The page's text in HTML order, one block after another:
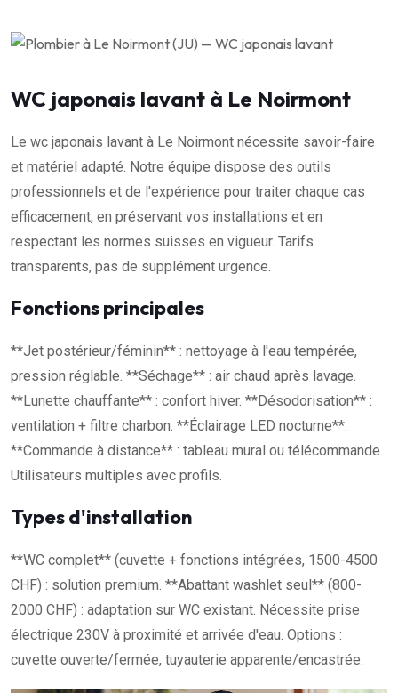
WC japonais lavant à Le Noirmont
Le wc japonais lavant à Le Noirmont nécessite savoir-faire
et matériel adapté. Notre équipe dispose des outils
professionnels et de l'expérience pour traiter chaque cas
efficacement, en préservant vos installations et en
respectant les normes suisses en vigueur. Tarifs
transparents, pas de supplément urgence.
Fonctions principales
**Jet postérieur/féminin** : nettoyage à l'eau tempérée,
pression réglable. **Séchage** : air chaud après lavage.
**Lunette chauffante** : confort hiver. **Désodorisation** :
ventilation + filtre charbon. **Éclairage LED nocturne**.
**Commande à distance** : tableau mural ou télécommande.
Utilisateurs multiples avec profils.
Types d'installation
**WC complet** (cuvette + fonctions intégrées, 1500-4500
CHF) : solution premium. **Abattant washlet seul** (800-
2000 CHF) : adaptation sur WC existant. Nécessite prise
électrique 230V à proximité et arrivée d'eau. Options :
cuvette ouverte/fermée, tuyauterie apparente/encastrée.